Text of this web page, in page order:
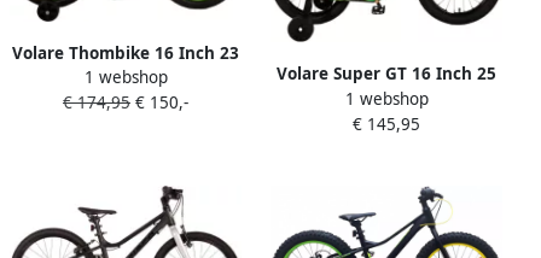
Volare Thombike 16 Inch 23
cm Jongens Terugtraprem
Zwart Groen
1 webshop
€ 174,95 € 150,-
Volare Super GT 16 Inch 25
5 cm Jongens Terugtraprem
Zwart Groen
1 webshop
€ 145,95